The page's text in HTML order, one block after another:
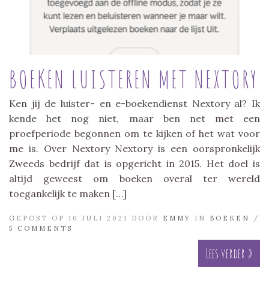
BOEKEN LUISTEREN MET NEXTORY
Ken jij de luister- en e-boekendienst Nextory al? Ik
kende het nog niet, maar ben net met een
proefperiode begonnen om te kijken of het wat voor
me is. Over Nextory Nextory is een oorspronkelijk
Zweeds bedrijf dat is opgericht in 2015. Het doel is
altijd geweest om boeken overal ter wereld
toegankelijk te maken […]
GEPOST OP 10 JULI 2021 DOOR EMMY IN BOEKEN
/
5 COMMENTS
Lees verder »